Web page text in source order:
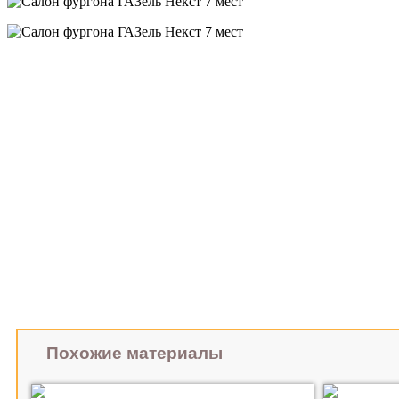
Похожие материалы